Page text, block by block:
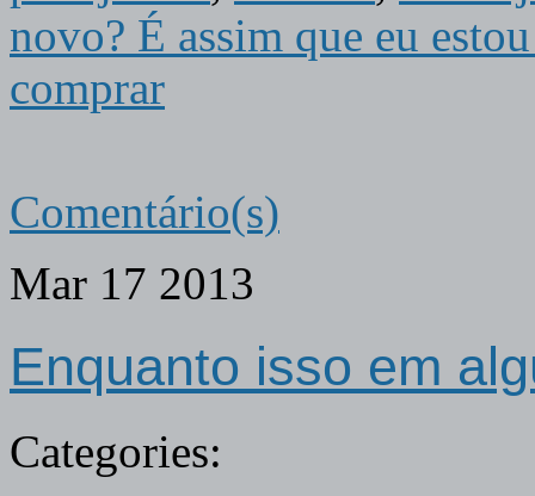
novo? É assim que eu
comprar
Comentário(s)
Mar 17 2013
Enquanto isso em
Categories: